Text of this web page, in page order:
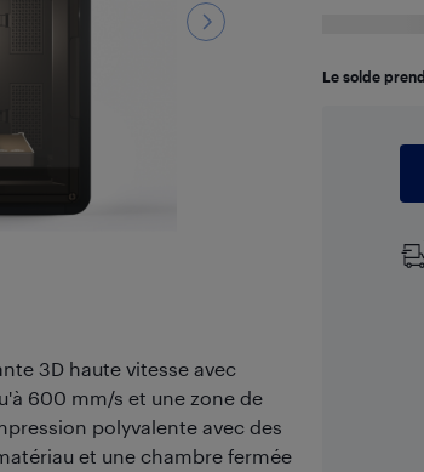
3D haute vitesse avec
600 mm/s et une zone de
polyvalente avec des
et une chambre fermée
Le solde